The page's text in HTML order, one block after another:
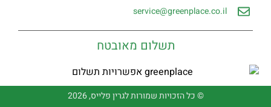
service@greenplace.co.il
תשלום מאובטח
© כל הזכויות שמורות לגרין פלייס, 2026